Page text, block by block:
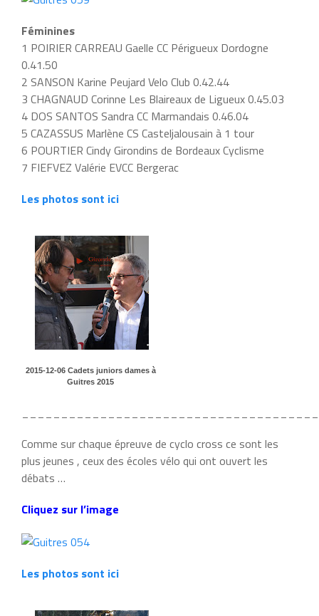
Féminines
1 POIRIER CARREAU Gaelle CC Périgueux Dordogne
0.41.50
2 SANSON Karine Peujard Velo Club 0.42.44
3 CHAGNAUD Corinne Les Blaireaux de Ligueux 0.45.03
4 DOS SANTOS Sandra CC Marmandais 0.46.04
5 CAZASSUS Marlène CS Casteljalousain à 1 tour
6 POURTIER Cindy Girondins de Bordeaux Cyclisme
7 FIEFVEZ Valérie EVCC Bergerac
Les photos sont ici
2015-12-06 Cadets juniors dames à
Guitres 2015
Comme sur chaque épreuve de cyclo cross ce sont les
plus jeunes , ceux des écoles vélo qui ont ouvert les
débats …
Cliquez sur l’image
Les photos sont ici